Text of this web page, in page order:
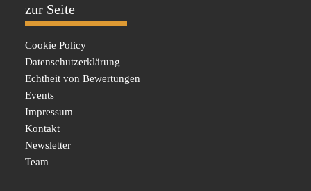
zur Seite
Cookie Policy
Datenschutzerklärung
Echtheit von Bewertungen
Events
Impressum
Kontakt
Newsletter
Team